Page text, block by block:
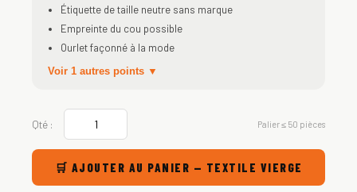
Étiquette de taille neutre sans marque
Empreinte du cou possible
Ourlet façonné à la mode
Voir 1 autres points ▼
Qté : Palier ≤ 50 pièces
🛒 AJOUTER AU PANIER — TEXTILE VIERGE